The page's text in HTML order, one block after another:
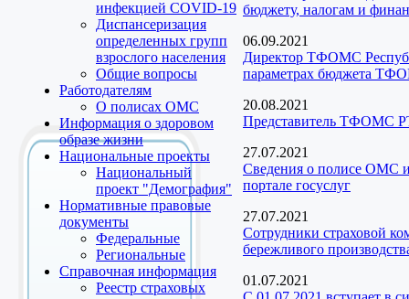
инфекцией COVID-19
Диспансеризация
определенных групп
взрослого населения
Общие вопросы
Работодателям
О полисах ОМС
Информация о здоровом
образе жизни
Национальные проекты
Национальный
проект "Демография"
Нормативные правовые
документы
Федеральные
Региональные
Справочная информация
Реестр страховых
бюджету, налогам и
06.09.2021
Директор ТФОМС
параметрах бюджета
20.08.2021
Представитель ТФОМС
27.07.2021
Сведения о полисе ОМС
портале госуслуг
27.07.2021
Сотрудники страховой
бережливого
01.07.2021